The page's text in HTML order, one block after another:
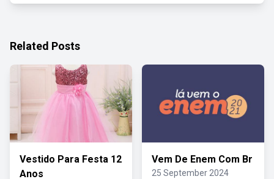
Related Posts
Vestido Para Festa 12
Anos
Vem De Enem Com Br
25 September 2024